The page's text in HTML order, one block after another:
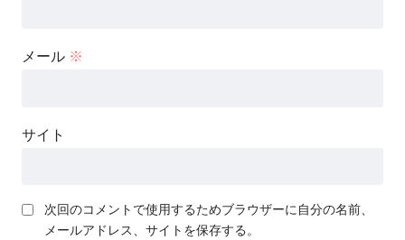
メール ※
サイト
次回のコメントで使用するためブラウザーに自分の名前、
メールアドレス、サイトを保存する。